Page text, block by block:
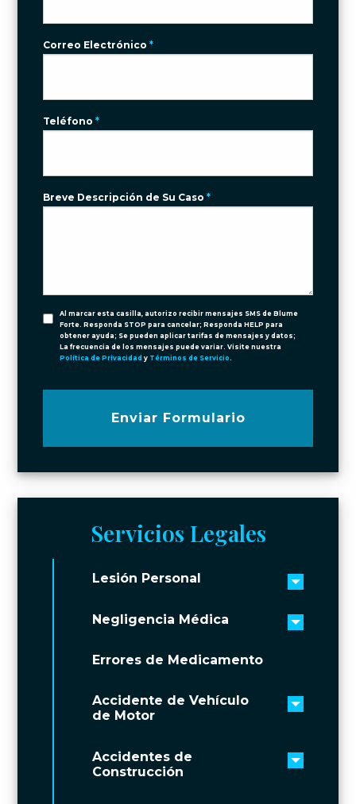
Correo Electrónico*
Teléfono*
Breve Descripción de Su Caso*
Al marcar esta casilla, autorizo recibir mensajes SMS de Blume
Forte. Responda STOP para cancelar; Responda HELP para
obtener ayuda; Se pueden aplicar tarifas de mensajes y datos;
La frecuencia de los mensajes puede variar. Visite nuestra
Política de Privacidad y Términos de Servicio.
Enviar Formulario
Servicios Legales
Lesión Personal
Toggle
Negligencia Médica
Toggle
Errores de Medicamento
Accidente de Vehículo
de Motor
Toggle
Accidentes de
Construcción
Toggle